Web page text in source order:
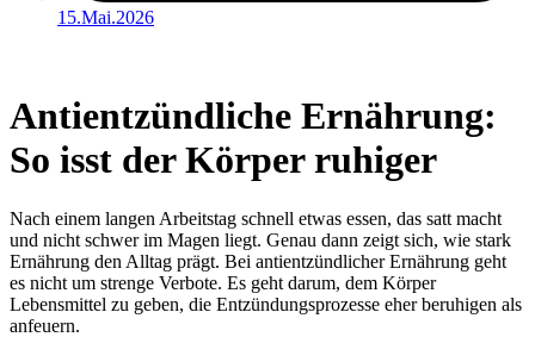
15.Mai.2026
Antientzündliche Ernährung:
So isst der Körper ruhiger
Nach einem langen Arbeitstag schnell etwas essen, das satt macht
und nicht schwer im Magen liegt. Genau dann zeigt sich, wie stark
Ernährung den Alltag prägt. Bei antientzündlicher Ernährung geht
es nicht um strenge Verbote. Es geht darum, dem Körper
Lebensmittel zu geben, die Entzündungsprozesse eher beruhigen als
anfeuern.